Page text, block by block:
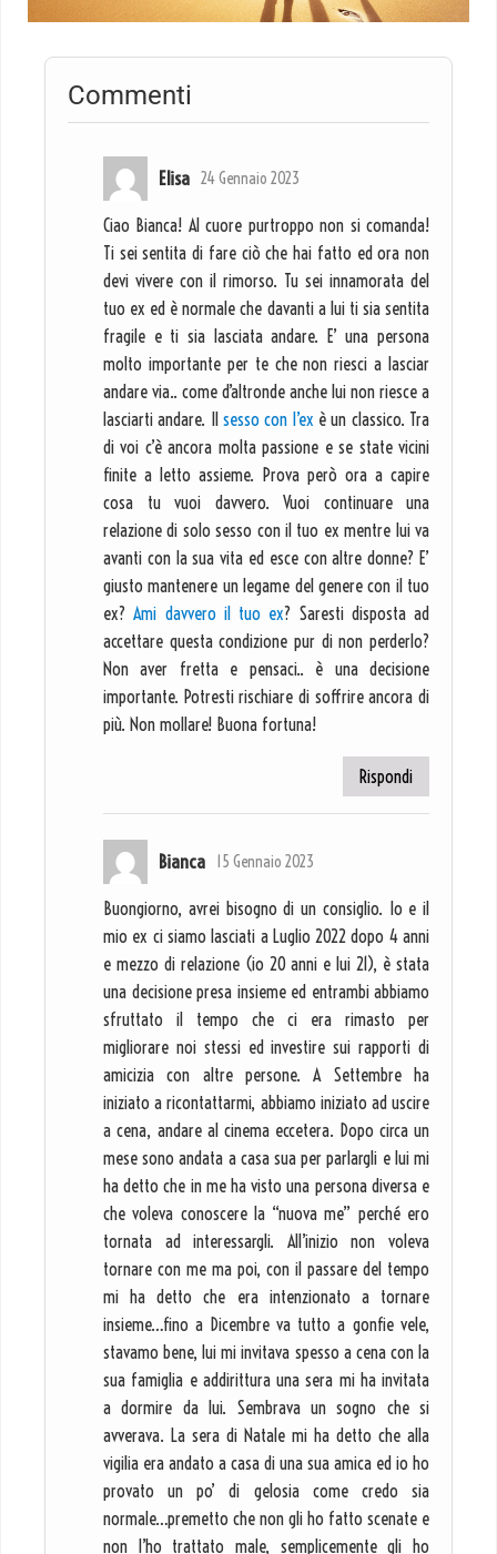
Commenti
Elisa 24 Gennaio 2023
Ciao Bianca! Al cuore purtroppo non si comanda!
Ti sei sentita di fare ciò che hai fatto ed ora non
devi vivere con il rimorso. Tu sei innamorata del
tuo ex ed è normale che davanti a lui ti sia sentita
fragile e ti sia lasciata andare. E’ una persona
molto importante per te che non riesci a lasciar
andare via.. come d’altronde anche lui non riesce a
lasciarti andare. Il sesso con l’ex è un classico. Tra
di voi c’è ancora molta passione e se state vicini
finite a letto assieme. Prova però ora a capire
cosa tu vuoi davvero. Vuoi continuare una
relazione di solo sesso con il tuo ex mentre lui va
avanti con la sua vita ed esce con altre donne? E’
giusto mantenere un legame del genere con il tuo
ex?Ami davvero il tuo ex? Saresti disposta ad
accettare questa condizione pur di non perderlo?
Non aver fretta e pensaci.. è una decisione
importante. Potresti rischiare di soffrire ancora di
più. Non mollare! Buona fortuna!
Rispondi
Bianca 15 Gennaio 2023
Buongiorno, avrei bisogno di un consiglio. Io e il
mio ex ci siamo lasciati a Luglio 2022 dopo 4 anni
e mezzo di relazione (io 20 anni e lui 21), è stata
una decisione presa insieme ed entrambi abbiamo
sfruttato il tempo che ci era rimasto per
migliorare noi stessi ed investire sui rapporti di
amicizia con altre persone. A Settembre ha
iniziato a ricontattarmi, abbiamo iniziato ad uscire
a cena, andare al cinema eccetera. Dopo circa un
mese sono andata a casa sua per parlargli e lui mi
ha detto che in me ha visto una persona diversa e
che voleva conoscere la “nuova me” perché ero
tornata ad interessargli. All’inizio non voleva
tornare con me ma poi, con il passare del tempo
mi ha detto che era intenzionato a tornare
insieme…fino a Dicembre va tutto a gonfie vele,
stavamo bene, lui mi invitava spesso a cena con la
sua famiglia e addirittura una sera mi ha invitata
a dormire da lui. Sembrava un sogno che si
avverava. La sera di Natale mi ha detto che alla
vigilia era andato a casa di una sua amica ed io ho
provato un po’ di gelosia come credo sia
normale…premetto che non gli ho fatto scenate e
non l’ho trattato male, semplicemente gli ho